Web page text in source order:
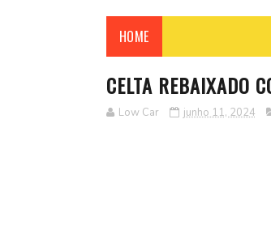
HOME
CELTA REBAIXADO
Low Car junho 11, 2024